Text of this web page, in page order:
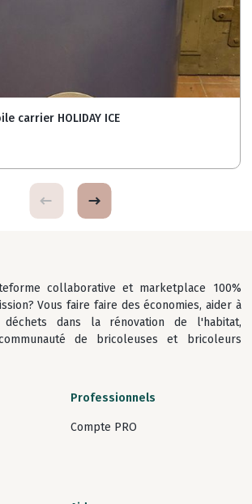
carrier HOLIDAY ICE
collaborative et marketplace 100%
Vous faire faire des économies, aider à
dans la rénovation de l'habitat,
de bricoleuses et bricoleurs
Professionnels
Compte PRO